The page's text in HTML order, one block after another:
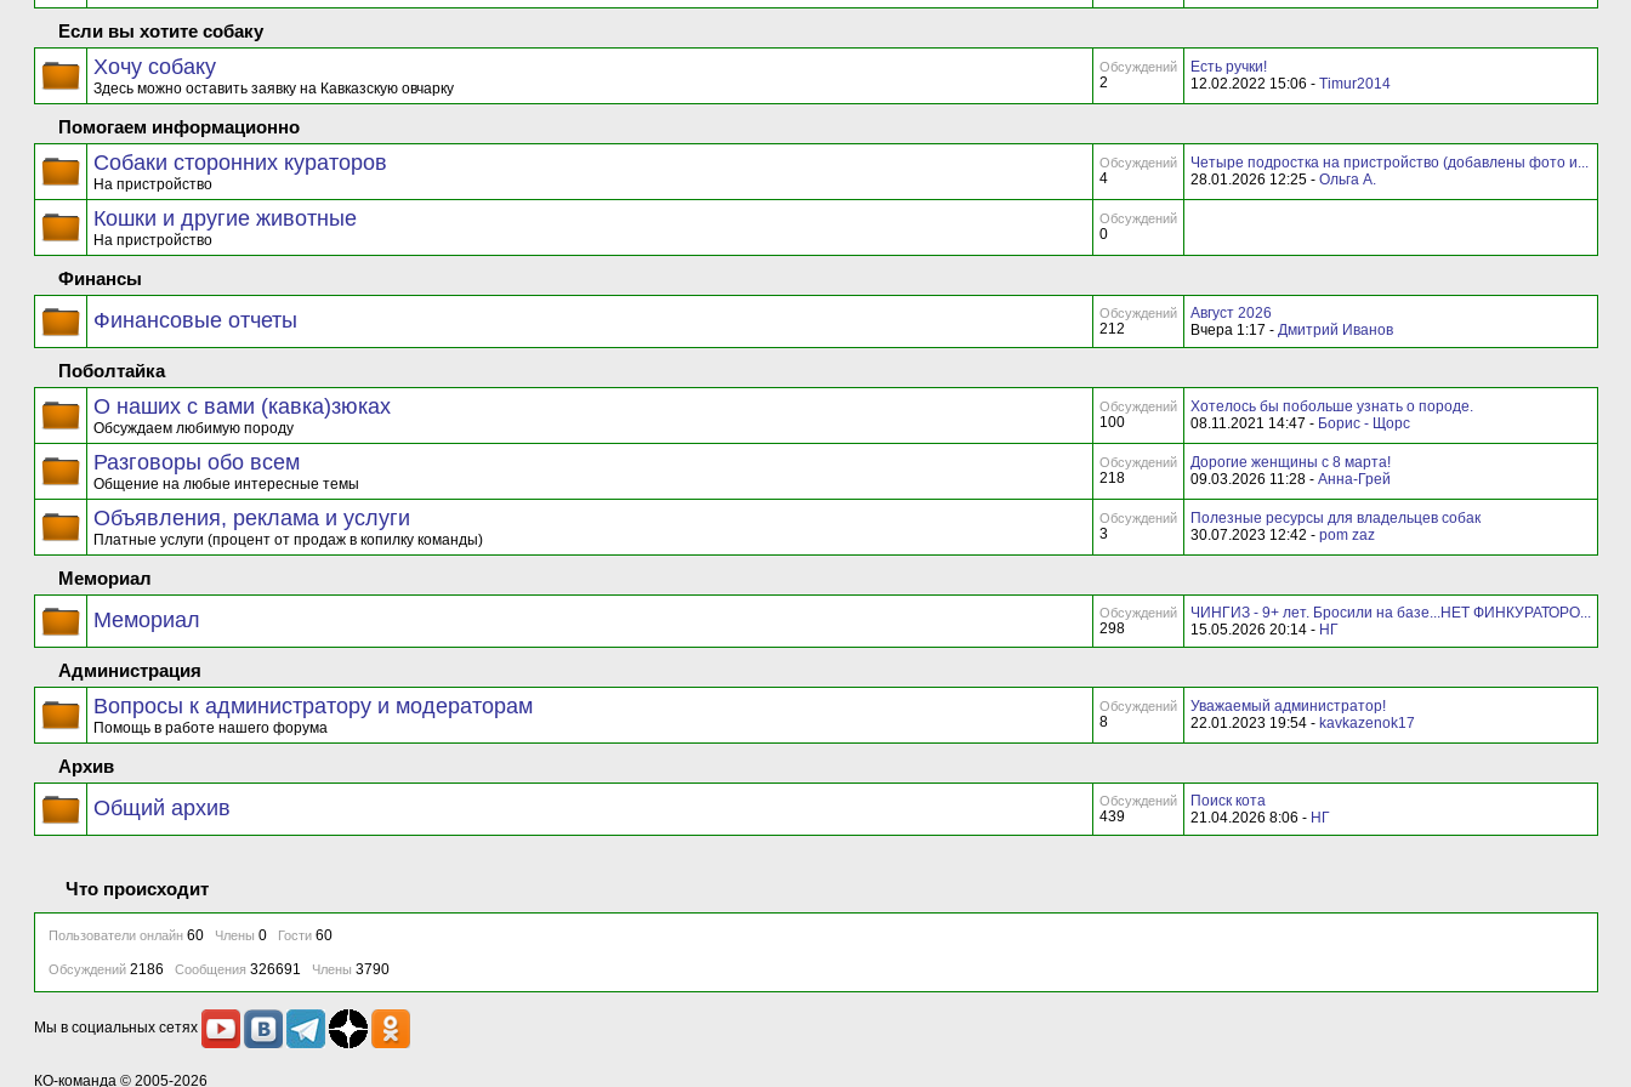
Если вы хотите собаку
Хочу собаку
Здесь можно оставить заявку на Кавказскую овчарку
Обсуждений
2
Есть ручки!
12.02.2022 15:06 - Timur2014
Помогаем информационно
Собаки сторонних кураторов
На пристройство
Обсуждений
4
Четыре подростка на пристройство (добавлены фото и...
28.01.2026 12:25 - Ольга А.
Кошки и другие животные
На пристройство
Обсуждений
0
Финансы
Финансовые отчеты Обсуждений
212
Август 2026
Вчера 1:17 - Дмитрий Иванов
Поболтайка
О наших с вами (кавка)зюках
Обсуждаем любимую породу
Обсуждений
100
Хотелось бы побольше узнать о породе.
08.11.2021 14:47 - Борис - Щорс
Разговоры обо всем
Общение на любые интересные темы
Обсуждений
218
Дорогие женщины с 8 марта!
09.03.2026 11:28 - Анна-Грей
Объявления, реклама и услуги
Платные услуги (процент от продаж в копилку команды)
Обсуждений
3
Полезные ресурсы для владельцев собак
30.07.2023 12:42 - pom zaz
Мемориал
Мемориал Обсуждений
298
ЧИНГИЗ - 9+ лет. Бросили на базе...НЕТ ФИНКУРАТОРО...
15.05.2026 20:14 - НГ
Администрация
Вопросы к администратору и модераторам
Помощь в работе нашего форума
Обсуждений
8
Уважаемый администратор!
22.01.2023 19:54 - kavkazenok17
Архив
Общий архив Обсуждений
439
Поиск кота
21.04.2026 8:06 - НГ
Что происходит
Пользователи онлайн 60 Члены 0 Гости 60
Обсуждений 2186 Сообщения 326691 Члены 3790
Мы в социальных сетях
КО-команда © 2005-2026